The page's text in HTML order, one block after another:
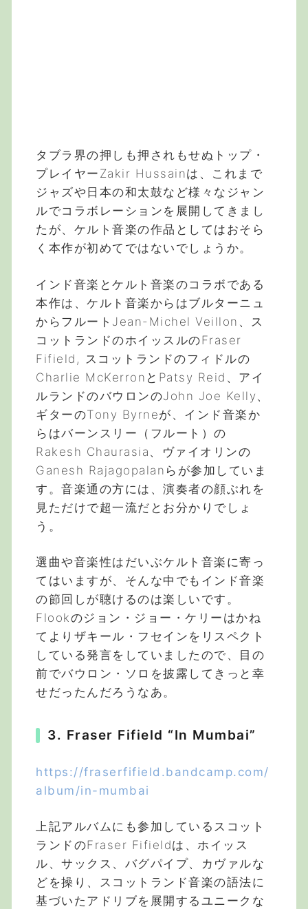
タブラ界の押しも押されもせぬトップ・
プレイヤーZakir Hussainは、これまで
ジャズや日本の和太鼓など様々なジャン
ルでコラボレーションを展開してきまし
たが、ケルト音楽の作品としてはおそら
く本作が初めてではないでしょうか。
インド音楽とケルト音楽のコラボである
本作は、ケルト音楽からはブルターニュ
からフルートJean-Michel Veillon、ス
コットランドのホイッスルのFraser
Fifield, スコットランドのフィドルの
Charlie McKerronとPatsy Reid、アイ
ルランドのバウロンのJohn Joe Kelly、
ギターのTony Byrneが、インド音楽か
らはバーンスリー（フルート）の
Rakesh Chaurasia、ヴァイオリンの
Ganesh Rajagopalanらが参加していま
す。音楽通の方には、演奏者の顔ぶれを
見ただけで超一流だとお分かりでしょ
う。
選曲や音楽性はだいぶケルト音楽に寄っ
てはいますが、そんな中でもインド音楽
の節回しが聴けるのは楽しいです。
Flookのジョン・ジョー・ケリーはかね
てよりザキール・フセインをリスペクト
している発言をしていましたので、目の
前でバウロン・ソロを披露してきっと幸
せだったんだろうなあ。
3. Fraser Fifield “In Mumbai”
https://fraserfifield.bandcamp.com/
album/in-mumbai
上記アルバムにも参加しているスコット
ランドのFraser Fifieldは、ホイッス
ル、サックス、バグパイプ、カヴァルな
どを操り、スコットランド音楽の語法に
基づいたアドリブを展開するユニークな